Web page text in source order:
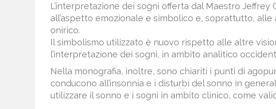
L’interpretazione dei sogni offerta dal Maestro
all’aspetto emozionale e simbolico e, soprattutto,
onirico.
Il simbolismo utilizzato è nuovo rispetto alle altre
l’interpretazione dei sogni, in ambito analitico
Nella monografia, inoltre, sono chiariti i punti di
conducono all’insonnia e i disturbi del sonno in
utilizzare il sonno e i sogni in ambito clinico, come